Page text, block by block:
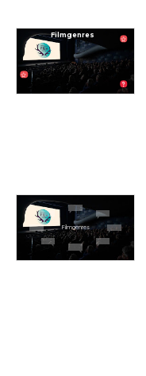
Filmgenres
Filmgenres